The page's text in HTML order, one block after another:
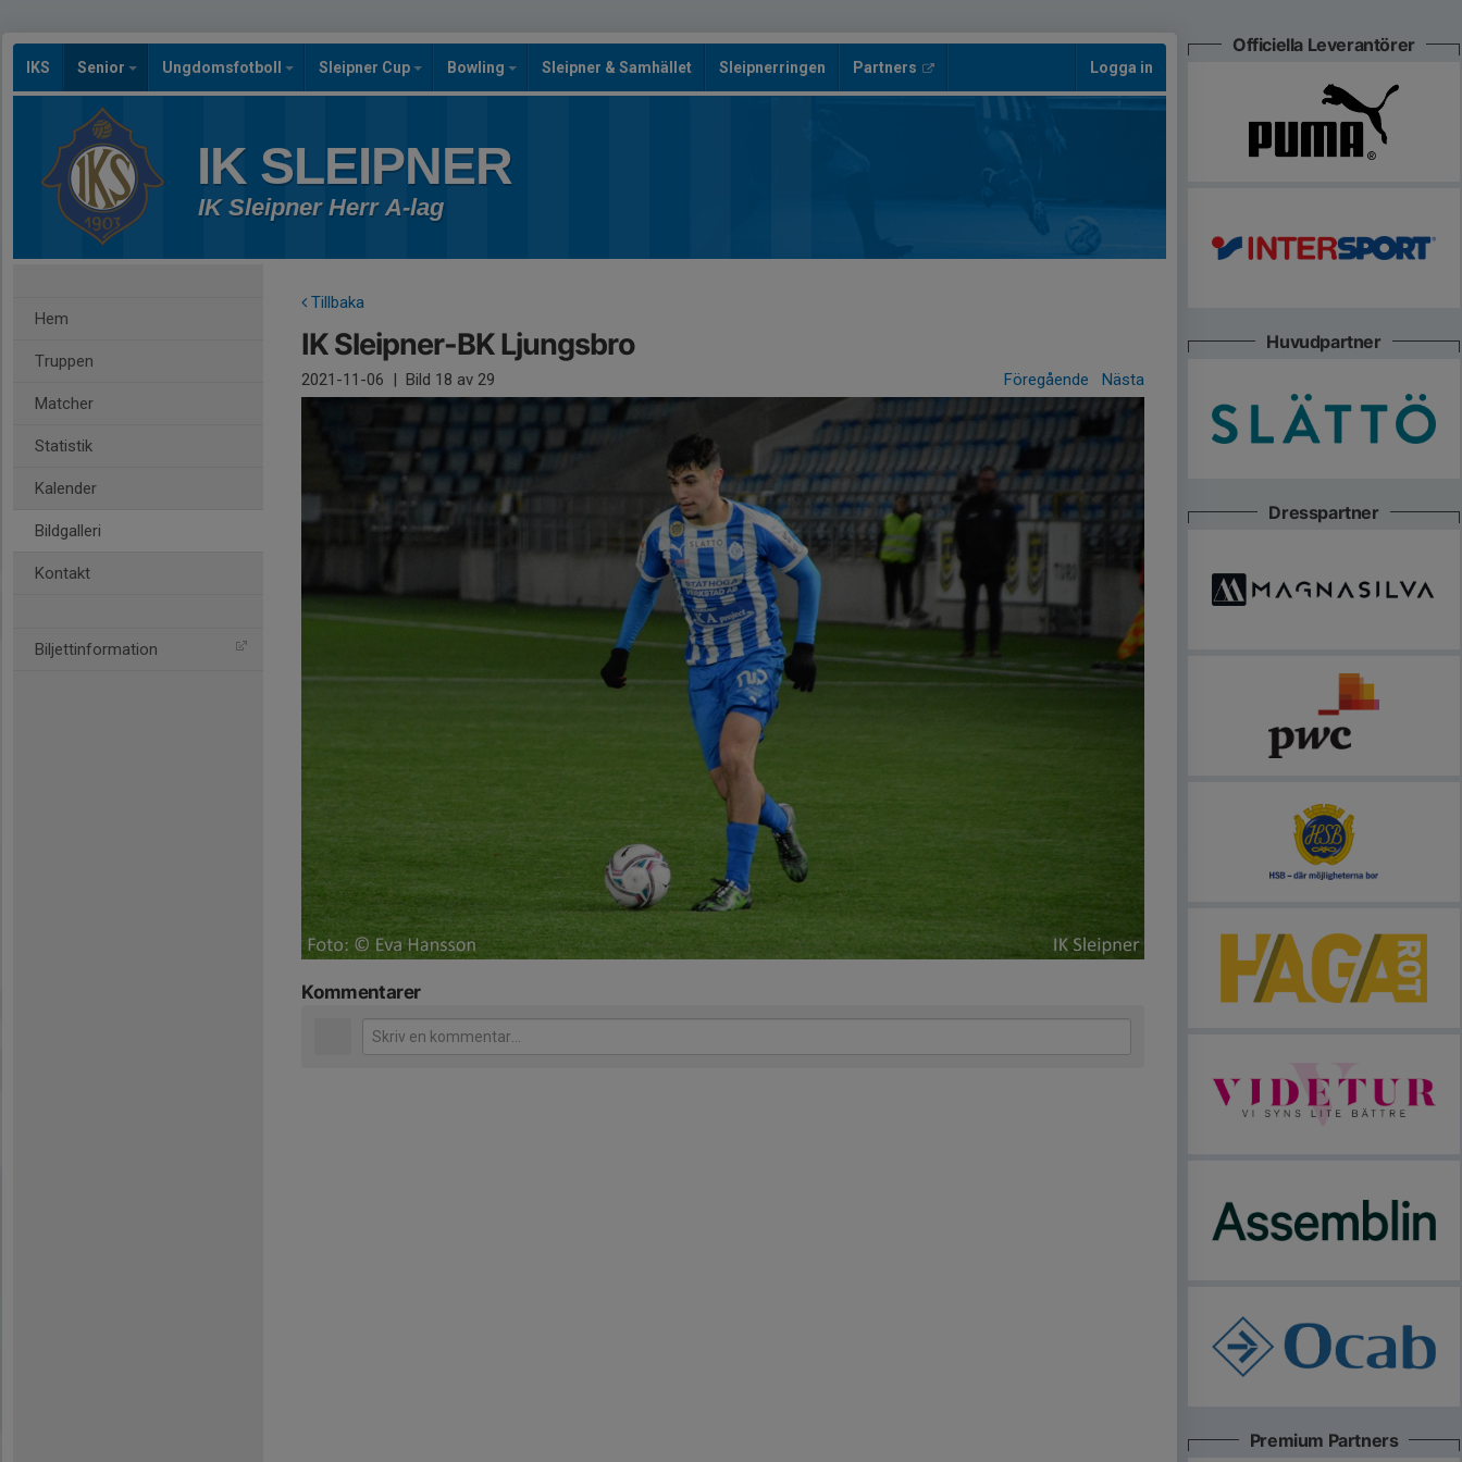
IKS Senior Ungdomsfotboll Sleipner Cup Bowling Sleipner & Samhället Sleipnerringen Partners Logga in
IK SLEIPNER
IK Sleipner Herr A-lag
Hem
Truppen
Matcher
Statistik
Kalender
Bildgalleri
Kontakt
Biljettinformation
Tillbaka
IK Sleipner-BK Ljungsbro
2021-11-06 | Bild 18 av 29 Föregående Nästa
Kommentarer
Officiella Leverantörer
Huvudpartner
Dresspartner
Premium Partners